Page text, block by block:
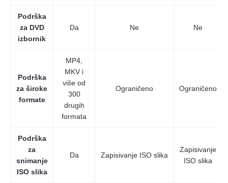
Podrška
za DVD
izbornik
Da Ne Ne
Podrška
za široke
formate
MP4,
MKV i
više od
300
drugih
formata
Ograničeno Ograničeno
Podrška
za
snimanje
ISO slika
Da Zapisivanje ISO slika
Zapisivanje
ISO slika